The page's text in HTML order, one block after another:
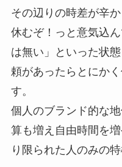
その辺りの時差が辛
休むぞ！っと意気込
は無い」といった状
頼があったらとにか
す。
個人のブランド的な
算も増え自由時間を
り限られた人のみの